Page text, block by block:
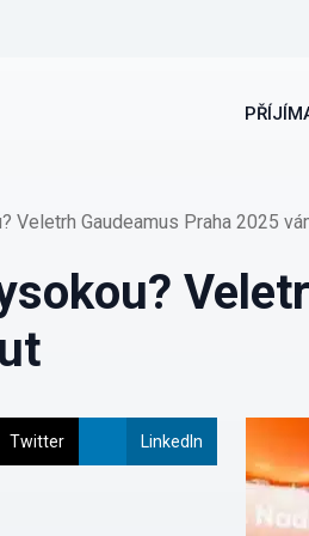
Veletrh Gaudeamus Praha 2025
Twitter LinkedIn